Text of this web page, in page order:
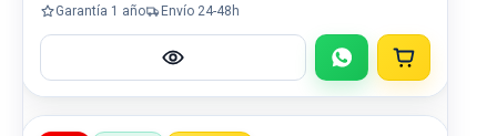
Garantía 1 año Envío 24-48h